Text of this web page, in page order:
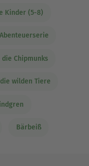
Kinder (5-8)
Abenteuerserie
die Chipmunks
wilden Tiere
Bärbeiß